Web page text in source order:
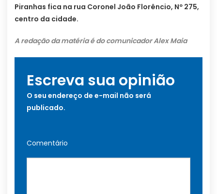
Piranhas fica na rua Coronel João Florêncio, Nº 275,
centro da cidade.
A redação da matéria é do comunicador Alex Maia
Escreva sua opinião
O seu endereço de e-mail não será
publicado.
Comentário